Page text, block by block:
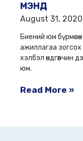
МЭНД
August 31, 2020
Биений юм
ажиллагаа зогсох
хэлбэл өндгөвчин
юм.
Read More »